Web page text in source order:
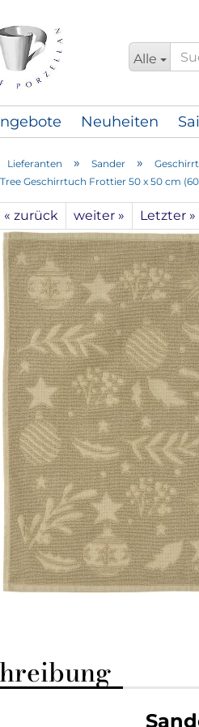
Alle
Neuheiten
Lieferanten » Sander »
Geschirrtuch Frottier 50 x 50 cm
« zurück weiter » Letzter »